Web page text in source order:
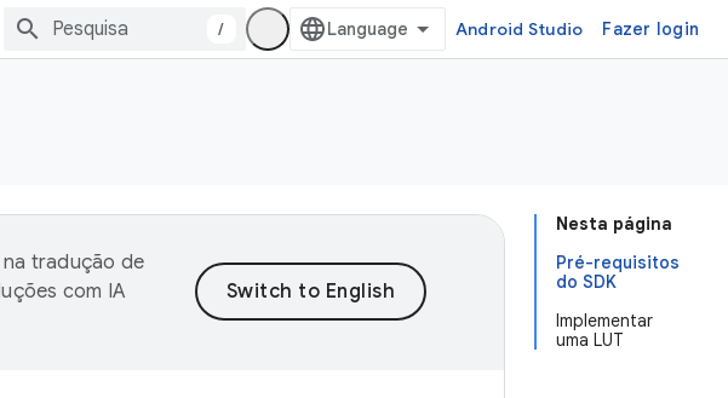
/ Android Studio Fazer login
Nesta página
Pré-requisitos
do SDK
Implementar
uma LUT
tradução de
com IA